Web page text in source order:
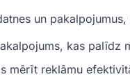
un pakalpojumus,
kas palīdz
mērīt reklāmu